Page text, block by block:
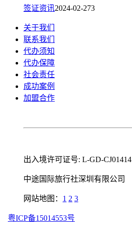
签证资讯2024-02-273
关于我们
联系我们
代办须知
代办保障
社会责任
成功案例
加盟合作
出入境许可证号: L-GD-CJ01414
中途国际旅行社深圳有限公司
网站地图： 1 2 3
粤ICP备15014553号